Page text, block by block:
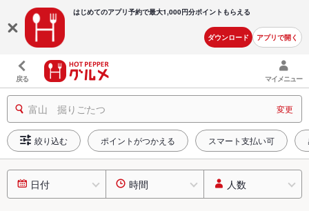
はじめてのアプリ予約で最大1,000円分ポイントもらえる
ダウンロード アプリで開く
戻る マイメニュー
富山 掘りごたつ 変更
絞り込む ポイントがつかえる スマート支払い可
日付 時間 人数